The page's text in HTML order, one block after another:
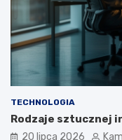
TECHNOLOGIA
Rodzaje sztucznej
20 lipca 2026